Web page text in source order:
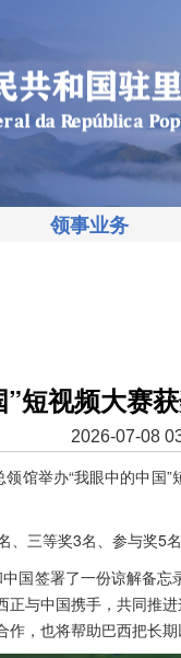
领事业务
短视频大赛
2026-07-08
馆举办“我眼中的中国
三等奖3名、参与奖5
国签署了一份谅解备
与中国携手，共同推
，也将帮助巴西把长